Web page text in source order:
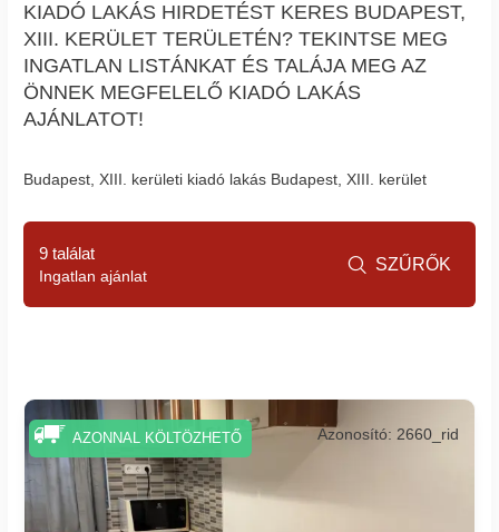
KIADÓ LAKÁS HIRDETÉST KERES BUDAPEST,
XIII. KERÜLET TERÜLETÉN? TEKINTSE MEG
INGATLAN LISTÁNKAT ÉS TALÁJA MEG AZ
ÖNNEK MEGFELELŐ KIADÓ LAKÁS
AJÁNLATOT!
Budapest, XIII. kerületi kiadó lakás Budapest, XIII. kerület
Azonosító: 2660_rid
AZONNAL KÖLTÖZHETŐ
9 találat
Ingatlan ajánlat
 SZŰRŐK